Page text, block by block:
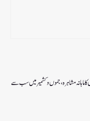
ماہانہ مشاہرہ، جموں و کشمیر میں سب سے